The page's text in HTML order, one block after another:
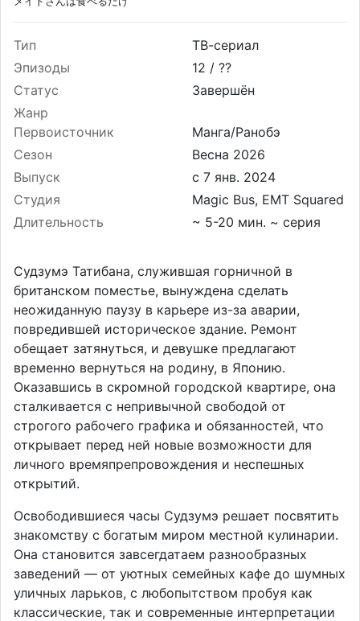
Тип
ТВ-сериал
Эпизоды
12 / ??
Статус
Завершён
Жанр
Первоисточник
Манга/Ранобэ
Сезон
Весна 2026
Выпуск
Студия
Magic Bus, EMT Squared
Длительность
~ 5-20 мин. ~ серия
Судзумэ Татибана, служившая горничной в
британском поместье, вынуждена сделать
неожиданную паузу в карьере из-за аварии,
повредившей историческое здание. Ремонт
обещает затянуться, и девушке предлагают
временно вернуться на родину, в Японию.
Оказавшись в скромной городской квартире, она
сталкивается с непривычной свободой от
строгого рабочего графика и обязанностей, что
открывает перед ней новые возможности для
личного времяпрепровождения и неспешных
открытий.
Освободившиеся часы Судзумэ решает посвятить
знакомству с богатым миром местной кулинарии.
Она становится завсегдатаем разнообразных
заведений — от уютных семейных кафе до шумных
уличных ларьков, с любопытством пробуя как
классические, так и современные интерпретации